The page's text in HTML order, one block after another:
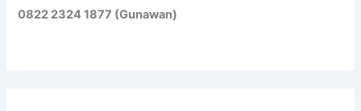
0822 2324 1877 (Gunawan)